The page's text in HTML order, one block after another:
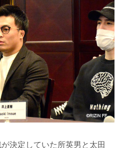
決定していた所英男と太田